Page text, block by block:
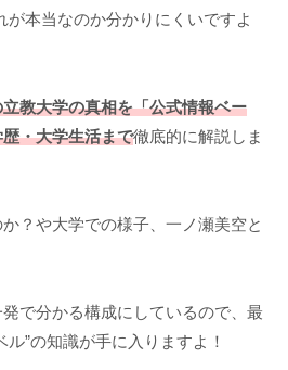
が本当なのか分かりにくいですよ
教大学の真相を「公式情報ベー
・大学生活まで徹底的に解説しま
？や大学での様子、一ノ瀬美空と
発で分かる構成にしているので、最
”の知識が手に入りますよ！